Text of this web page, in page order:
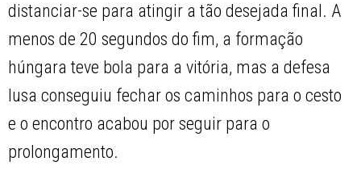
distanciar-se para atingir a tão desejada final. A
menos de 20 segundos do fim, a formação
húngara teve bola para a vitória, mas a defesa
lusa conseguiu fechar os caminhos para o cesto
e o encontro acabou por seguir para o
prolongamento.